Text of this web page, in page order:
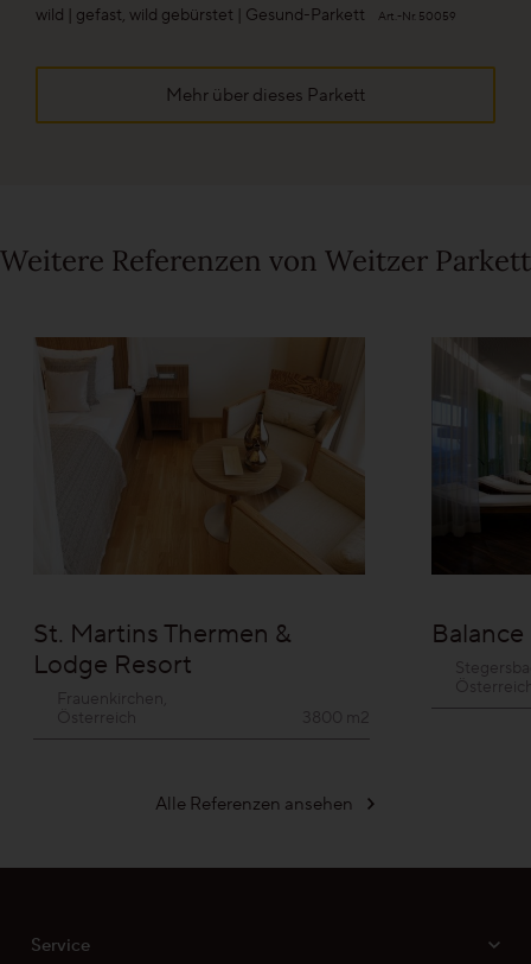
Ihre persönliche Wunschliste
Sprache wählen (DE)
wild | gefast, wild gebürstet | Gesund-Parkett Art.-Nr. 50059
Mehr über dieses Parkett
Weitere Referenzen von Weitzer Parkett
St. Martins Thermen &
Lodge Resort
Frauenkirchen,
Österreich
3800 m2
Alle Referenzen ansehen
Service